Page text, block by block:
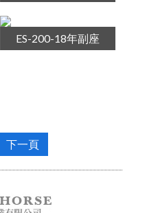
ES-200-18年副座
下一頁